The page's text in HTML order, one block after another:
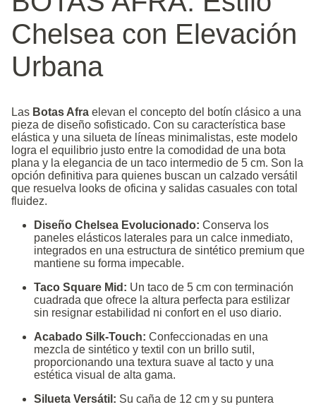
Chelsea con Elevación
Urbana
Las Botas Afra elevan el concepto del botín clásico a una
pieza de diseño sofisticado. Con su característica base
elástica y una silueta de líneas minimalistas, este modelo
logra el equilibrio justo entre la comodidad de una bota
plana y la elegancia de un taco intermedio de 5 cm. Son la
opción definitiva para quienes buscan un calzado versátil
que resuelva looks de oficina y salidas casuales con total
fluidez.
Diseño Chelsea Evolucionado: Conserva los
paneles elásticos laterales para un calce inmediato,
integrados en una estructura de sintético premium que
mantiene su forma impecable.
Taco Square Mid: Un taco de 5 cm con terminación
cuadrada que ofrece la altura perfecta para estilizar
sin resignar estabilidad ni confort en el uso diario.
Acabado Silk-Touch: Confeccionadas en una
mezcla de sintético y textil con un brillo sutil,
proporcionando una textura suave al tacto y una
estética visual de alta gama.
Silueta Versátil: Su caña de 12 cm y su puntera